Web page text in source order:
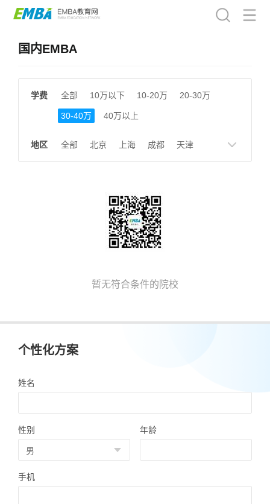
国内EMBA
学费 全部 10万以下 10-20万 20-30万
30-40万 40万以上
地区 全部 北京 上海 成都 天津
山东 安徽
广州
暂无符合条件的院校
个性化方案
姓名
性别 年龄
手机